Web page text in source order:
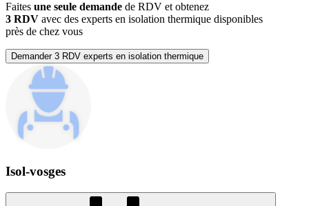
Faites une seule demande de RDV et obtenez
3 RDV avec des experts en isolation thermique disponibles
près de chez vous
Demander 3 RDV experts en isolation thermique
Isol-vosges